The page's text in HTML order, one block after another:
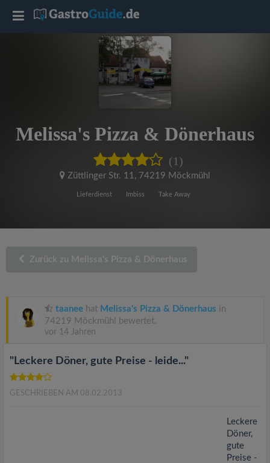
Melissa's Pizza & Dönerhaus
(1)
Züttlinger Str. 11, 74219 Möckmühl
Lieferdienst Imbiss Take Away
Zurück zu Melissa's Pizza & Dönerhaus
taanee hat Melissa's Pizza & Dönerhaus in
74219 Möckmühl bewertet.
vor 14 Jahren
"Leckere Döner, gute Preise - leide..."
GESCHRIEBEN AM 08.02.2013
Leckere
Döner,
gute
Preise -
T
l
a
t